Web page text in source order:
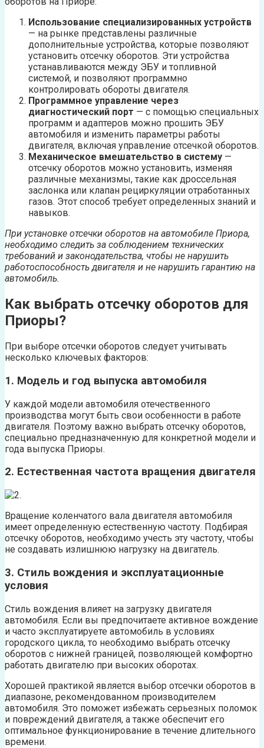
Использование специализированных устройств
— на рынке представлены различные
дополнительные устройства, которые позволяют
установить отсечку оборотов. Эти устройства
устанавливаются между ЭБУ и топливной
системой, и позволяют программно
контролировать обороты двигателя.
Программное управление через
диагностический порт — с помощью специальных
программ и адаптеров можно прошить ЭБУ
автомобиля и изменить параметры работы
двигателя, включая управление отсечкой оборотов.
Механическое вмешательство в систему —
отсечку оборотов можно установить, изменяя
различные механизмы, такие как дроссельная
заслонка или клапан рециркуляции отработанных
газов. Этот способ требует определенных знаний и
навыков.
При установке отсечки оборотов на автомобиле Приора,
необходимо следить за соблюдением технических
требований и законодательства, чтобы не нарушить
работоспособность двигателя и не нарушить гарантию на
автомобиль.
Как выбрать отсечку оборотов для
Приоры?
При выборе отсечки оборотов следует учитывать
несколько ключевых факторов:
1. Модель и год выпуска автомобиля
У каждой модели автомобиля отечественного
производства могут быть свои особенности в работе
двигателя. Поэтому важно выбрать отсечку оборотов,
специально предназначенную для конкретной модели и
года выпуска Приоры.
2. Естественная частота вращения двигателя
Вращение коленчатого вала двигателя автомобиля
имеет определенную естественную частоту. Подбирая
отсечку оборотов, необходимо учесть эту частоту, чтобы
не создавать излишнюю нагрузку на двигатель.
3. Стиль вождения и эксплуатационные
условия
Стиль вождения влияет на загрузку двигателя
автомобиля. Если вы предпочитаете активное вождение
и часто эксплуатируете автомобиль в условиях
городского цикла, то необходимо выбрать отсечку
оборотов с нижней границей, позволяющей комфортно
работать двигателю при высоких оборотах.
Хорошей практикой является выбор отсечки оборотов в
диапазоне, рекомендованном производителем
автомобиля. Это поможет избежать серьезных поломок
и повреждений двигателя, а также обеспечит его
оптимальное функционирование в течение длительного
времени.